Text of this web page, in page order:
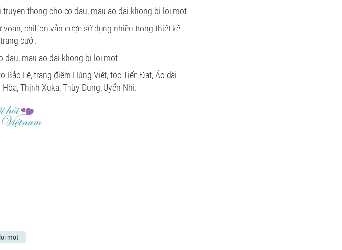
chiffon vẫn được sử dụng nhiều trong thiết kế
cưới.
Lê, trang điểm Hùng Việt, tóc Tiến Đạt, Áo dài
Thịnh Xuka, Thùy Dung, Uyển Nhi.
mot